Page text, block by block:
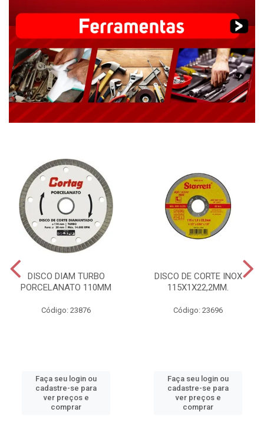
DISCO DIAM TURBO
PORCELANATO 110MM
Código: 23876
Faça seu login ou
cadastre-se para
ver preços e
comprar
DISCO DE CORTE INOX
115X1X22,2MM.
Código: 23696
Faça seu login ou
cadastre-se para
ver preços e
comprar